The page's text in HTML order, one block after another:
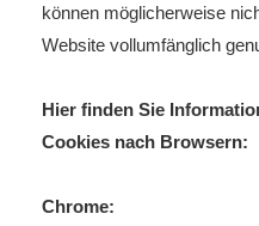
können möglicherweise
Website vollumfänglich
Hier finden Sie
Cookies nach Browsern:
Chrome: